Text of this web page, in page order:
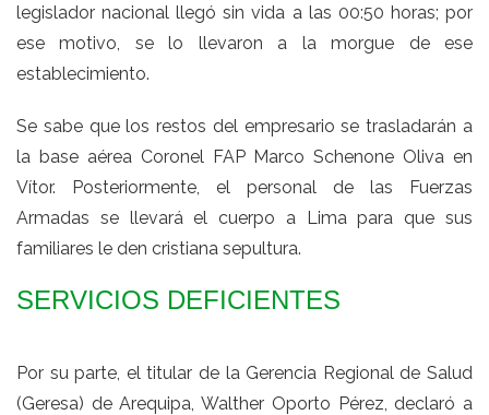
legislador nacional llegó sin vida a las 00:50 horas; por
ese motivo, se lo llevaron a la morgue de ese
establecimiento.
Se sabe que los restos del empresario se trasladarán a
la base aérea Coronel FAP Marco Schenone Oliva en
Vítor. Posteriormente, el personal de las Fuerzas
Armadas se llevará el cuerpo a Lima para que sus
familiares le den cristiana sepultura.
SERVICIOS DEFICIENTES
Por su parte, el titular de la Gerencia Regional de Salud
(Geresa) de Arequipa, Walther Oporto Pérez, declaró a